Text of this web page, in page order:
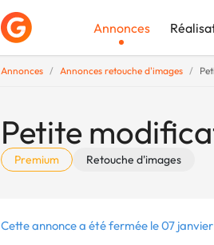
Annonces
Annonces Annonces retouche d'images
Petite
Premium Retouche d'images
Cette annonce a été fermée le 07